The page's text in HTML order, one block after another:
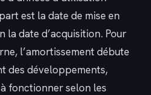
est la date de mise en
la date d’acquisition. Pour
l’amortissement débute
des développements,
fonctionner selon les